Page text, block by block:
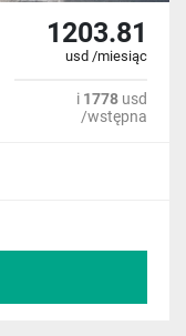
1203.81
usd /miesiąc
i 1778 usd
/wstępna